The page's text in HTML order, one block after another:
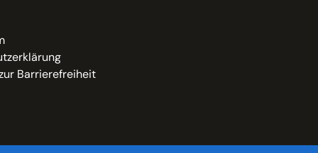
Barrierefreiheit